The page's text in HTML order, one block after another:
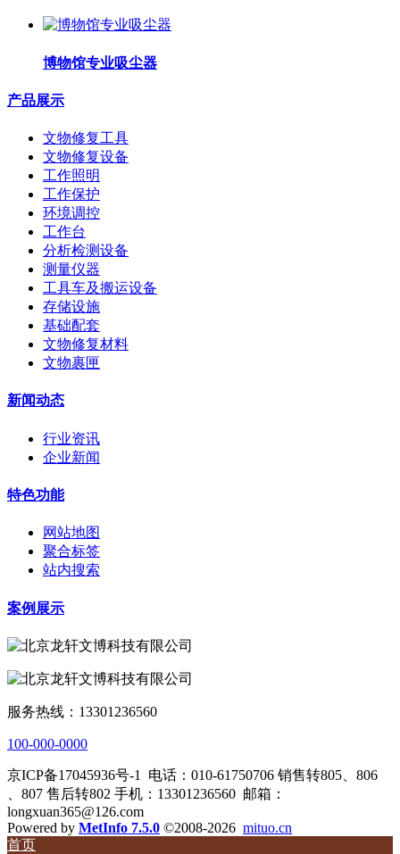
博物馆专业吸尘器
产品展示
文物修复工具
文物修复设备
工作照明
工作保护
环境调控
工作台
分析检测设备
测量仪器
工具车及搬运设备
存储设施
基础配套
文物修复材料
文物裹匣
新闻动态
行业资讯
企业新闻
特色功能
网站地图
聚合标签
站内搜索
案例展示
服务热线：13301236560
100-000-0000
京ICP备17045936号-1
电话：010-61750706 销售转805、806
、807 售后转802 手机：13301236560 邮箱：
longxuan365@126.com
Powered by MetInfo 7.5.0 ©2008-2026 mituo.cn
首页